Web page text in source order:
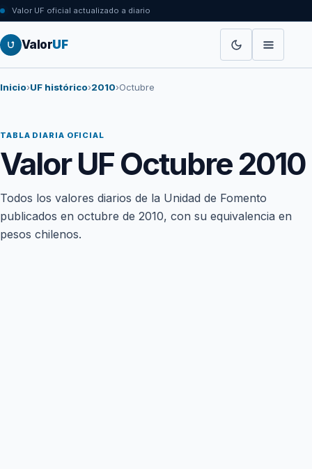
Valor UF oficial actualizado a diario
ValorUF
Inicio›UF histórico›2010›Octubre
TABLA DIARIA OFICIAL
Valor UF Octubre 2010
Todos los valores diarios de la Unidad de Fomento
publicados en octubre de 2010, con su equivalencia en
pesos chilenos.